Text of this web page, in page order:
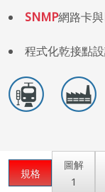
SNMP網路卡與
程式化乾接點
規格
圖解
1